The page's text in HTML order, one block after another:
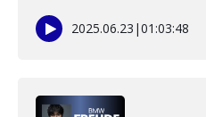
2025.06.23 |01:03:48